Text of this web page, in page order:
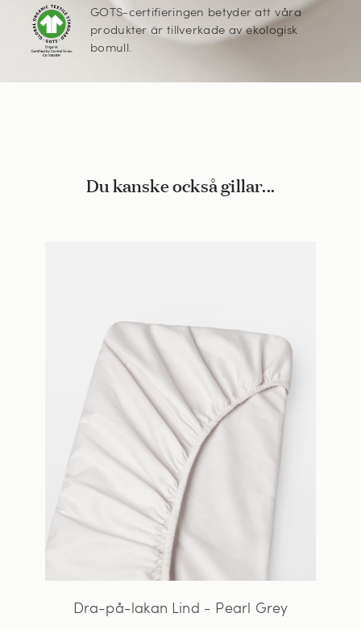
GOTS-certifieringen betyder att våra
produkter är tillverkade av ekologisk
bomull.
Du kanske också gillar...
Dra-på-lakan Lind - Pearl Grey